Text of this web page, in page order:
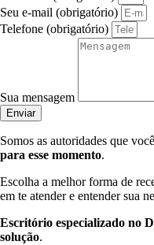
Seu e-mail (obrigatório)
Telefone (obrigatório)
Sua mensagem
Enviar
Somos as autoridades que
para esse momento.
Escolha a melhor forma de
em te atender e entender sua
Escritório especializado no
solução.